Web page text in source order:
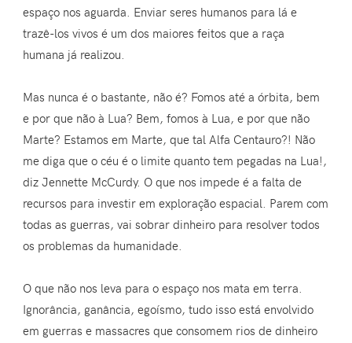
espaço nos aguarda. Enviar seres humanos para lá e
trazê-los vivos é um dos maiores feitos que a raça
humana já realizou.
Mas nunca é o bastante, não é? Fomos até a órbita, bem
e por que não à Lua? Bem, fomos à Lua, e por que não
Marte? Estamos em Marte, que tal Alfa Centauro?! Não
me diga que o céu é o limite quanto tem pegadas na Lua!,
diz Jennette McCurdy. O que nos impede é a falta de
recursos para investir em exploração espacial. Parem com
todas as guerras, vai sobrar dinheiro para resolver todos
os problemas da humanidade.
O que não nos leva para o espaço nos mata em terra.
Ignorância, ganância, egoísmo, tudo isso está envolvido
em guerras e massacres que consomem rios de dinheiro